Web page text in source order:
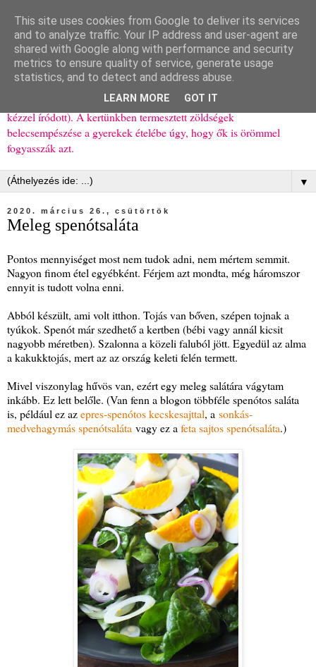
Ízőrző
Kisgyerekes család kipróbált, többnyire egészséges ételeket
bemutató receptjei a mindennapokra (mert a papírfecniket folyton
elhagyom) és gyerekeimnek ajándékba (mint régen, csak ez nem
kézzel íródott). A kertünkben termesztett zöldségek
belecsempészése a gyerekek ételébe úgy, hogy ők is örömmel
fogyasszák azt.
▼
2020. március 26., csütörtök
Meleg spenótsaláta
Pontos mennyiséget most nem tudok adni, nem mértem semmit.
Nagyon finom étel egyébként. Férjem azt mondta, még háromszor
ennyit is tudott volna enni.
Abból készült, ami volt itthon. Tojás van bőven, szépen tojnak a
tyúkok. Spenót már szedhető a kertben (bébi vagy annál kicsit
nagyobb méretben). Szalonna a közeli faluból jött. Egyedül az alma
a kakukktojás, mert az az ország keleti felén termett.
Mivel viszonylag hűvös van, ezért egy meleg salátára vágytam
inkább. Ez lett belőle. (Van fenn a blogon többféle spenótos saláta
is, például ez azepres-spenótos kecskesajttal, a sonkás-
medvehagymás spenótsaláta vagy ez a feta sajtos spenótsaláta.)
This site uses cookies from Google to deliver its services
and to analyze traffic. Your IP address and user-agent are
shared with Google along with performance and security
metrics to ensure quality of service, generate usage
statistics, and to detect and address abuse.
LEARN MORE GOT IT